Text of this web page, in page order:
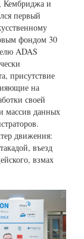
Кембриджа и
первый
фондом 30
ADAS
присутствие
на
своей
массив данных
движения:
въезд
взмах